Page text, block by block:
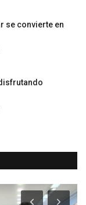
se convierte en